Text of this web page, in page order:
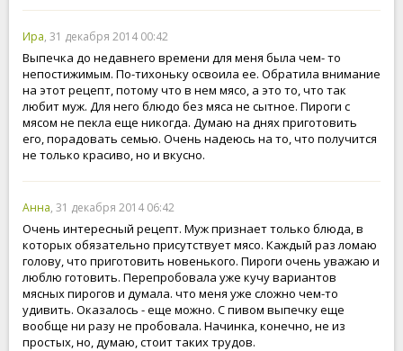
Ира, 31 декабря 2014 00:42
Выпечка до недавнего времени для меня была чем- то
непостижимым. По-тихоньку освоила ее. Обратила внимание
на этот рецепт, потому что в нем мясо, а это то, что так
любит муж. Для него блюдо без мяса не сытное. Пироги с
мясом не пекла еще никогда. Думаю на днях приготовить
его, порадовать семью. Очень надеюсь на то, что получится
не только красиво, но и вкусно.
Анна, 31 декабря 2014 06:42
Очень интересный рецепт. Муж признает только блюда, в
которых обязательно присутствует мясо. Каждый раз ломаю
голову, что приготовить новенького. Пироги очень уважаю и
люблю готовить. Перепробовала уже кучу вариантов
мясных пирогов и думала. что меня уже сложно чем-то
удивить. Оказалось - еще можно. С пивом выпечку еще
вообще ни разу не пробовала. Начинка, конечно, не из
простых, но, думаю, стоит таких трудов.